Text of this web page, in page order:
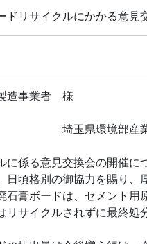
リサイクルにかかる意見
造事業者 様
棄物指導
意見交換会の開催につ
頃格別の御協力を賜り、
膏ボードは、セメント用
リサイクルされずに最終処